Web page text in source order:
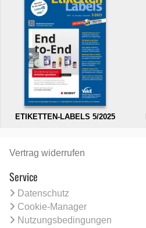
ETIKETTEN-LABELS 5/2025
Vertrag widerrufen
Service
Datenschutz
Cookie-Manager
Nutzungsbedingungen